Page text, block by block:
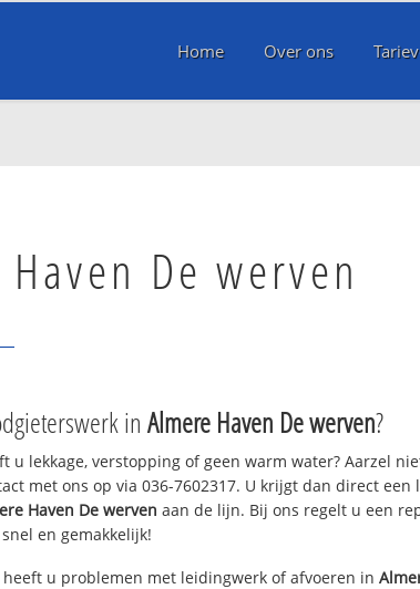
Home Over ons
De werven
in Almere Haven De werven?
u lekkage, verstopping of geen warm water? Aarzel
met ons op via 036-7602317. U krijgt dan direct
Haven De werven aan de lijn. Bij ons regelt u een
en gemakkelijk!
heeft u problemen met leidingwerk of afvoeren in